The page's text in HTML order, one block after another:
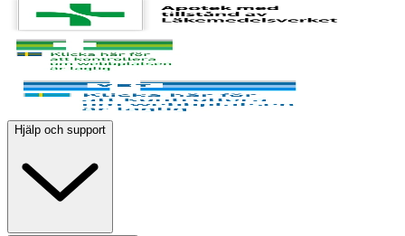
Hjälp och support